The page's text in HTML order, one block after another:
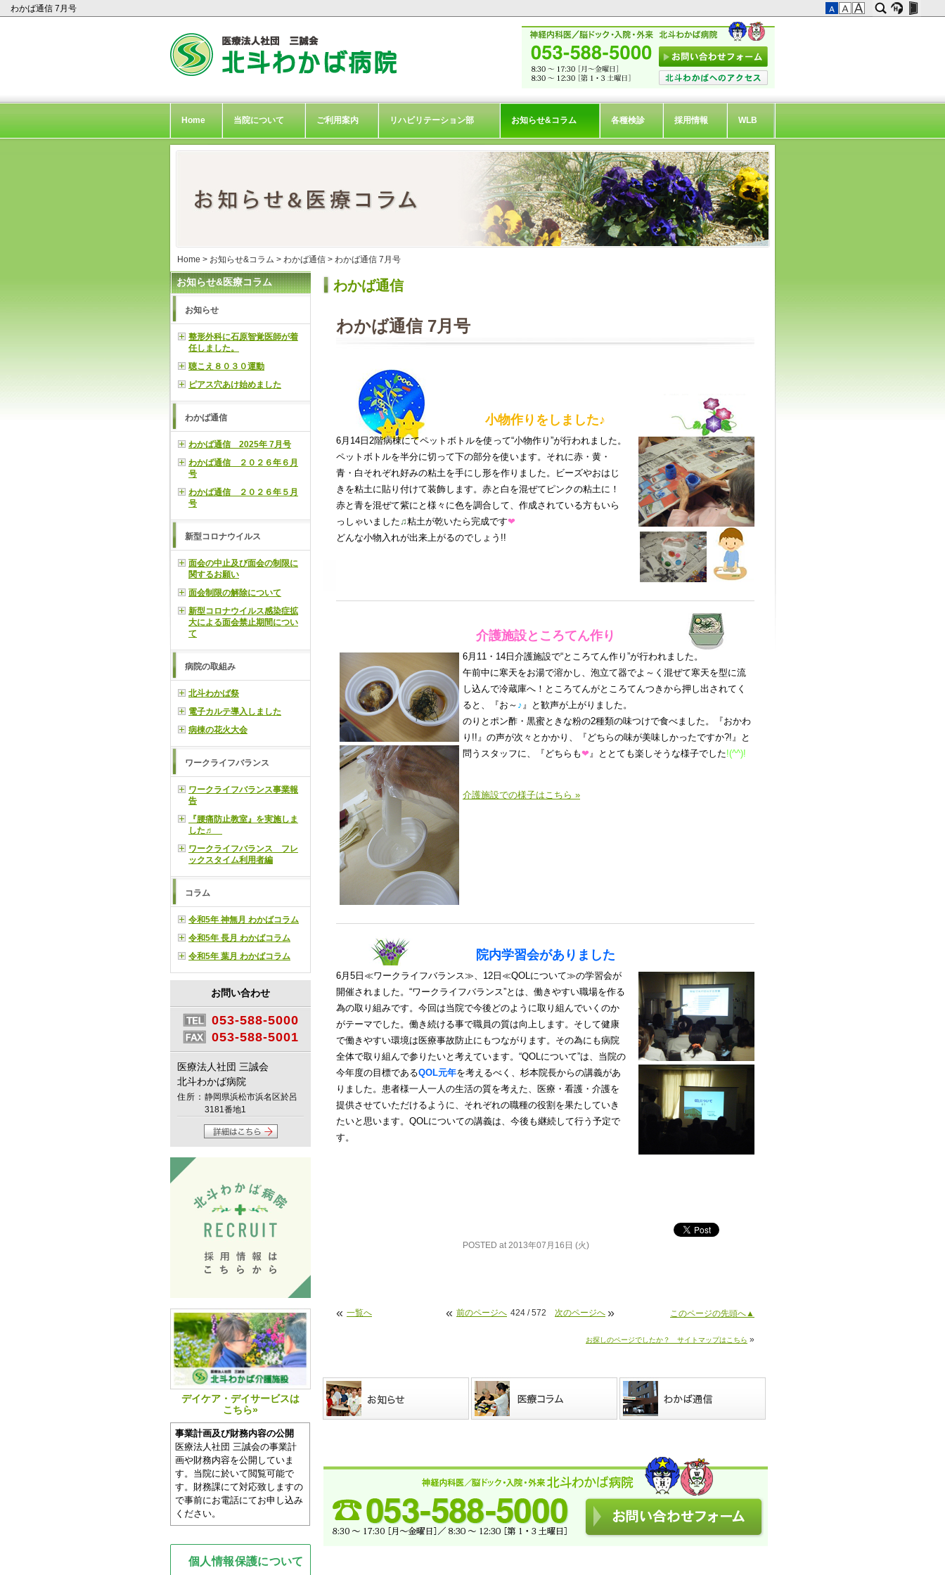
わかば通信 7月号
Home 当院について ご利用案内 リハビリテーション部 お知らせ&コラム 各種検診 採用情報 WLB
Home > お知らせ&コラム > わかば通信 > わかば通信 7月号
わかば通信
わかば通信 7月号
小物作りをしました♪
6月14日2階病棟にてペットボトルを使って“小物作り”が行われました。
ペットボトルを半分に切って下の部分を使います。それに赤・黄・
青・白それぞれ好みの粘土を手にし形を作りました。ビーズやおはじ
きを粘土に貼り付けて装飾します。赤と白を混ぜてピンクの粘土に！
赤と青を混ぜて紫にと様々に色を調合して、作成されている方もいら
っしゃいました♫粘土が乾いたら完成です❤
どんな小物入れが出来上がるのでしょう!!
介護施設ところてん作り
6月11・14日介護施設で“ところてん作り”が行われました。
午前中に寒天をお湯で溶かし、泡立て器でよ～く混ぜて寒天を型に流
し込んで冷蔵庫へ！ところてんがところてんつきから押し出されてく
ると、『お～ ♪ 』と歓声が上がりました。
のりとポン酢・黒蜜ときな粉の2種類の味つけで食べました。『おかわ
り!!』の声が次々とかかり、『どちらの味が美味しかったですか?!』と
問うスタッフに、『どちらも❤ 』ととても楽しそうな様子でした!(^^)!
介護施設での様子はこちら »
院内学習会がありました
6月5日≪ワークライフバランス≫、12日≪QOLについて≫の学習会が
開催されました。“ワークライフバランス”とは、働きやすい職場を作る
為の取り組みです。今回は当院で今後どのように取り組んでいくのか
がテーマでした。働き続ける事で職員の質は向上します。そして健康
で働きやすい環境は医療事故防止にもつながります。その為にも病院
全体で取り組んで参りたいと考えています。“QOLについて”は、当院の
今年度の目標であるQOL元年を考えるべく、杉本院長からの講義があ
りました。患者様一人一人の生活の質を考えた、医療・看護・介護を
提供させていただけるように、それぞれの職種の役割を果たしていき
たいと思います。QOLについての講義は、今後も継続して行う予定で
す。
POSTED at 2013年07月16日 (火)
« 一覧へ « 前のページへ 424 / 572 次のページへ » このページの先頭へ▲
お探しのページでしたか？ サイトマップはこちら »
お知らせ&医療コラム
お知らせ
整形外科に石原智覚医師が着
任しました。
聴こえ８０３０運動
ピアス穴あけ始めました
わかば通信
わかば通信 2025年 7月号
わかば通信 ２０２６年６月
号
わかば通信 ２０２６年５月
号
新型コロナウイルス
面会の中止及び面会の制限に
関するお願い
面会制限の解除について
新型コロナウイルス感染症拡
大による面会禁止期間につい
て
病院の取組み
北斗わかば祭
電子カルテ導入しました
病棟の花火大会
ワークライフバランス
ワークライフバランス事業報
告
『腰痛防止教室』を実施しま
した♬
ワークライフバランス フレ
ックスタイム利用者編
コラム
令和5年 神無月 わかばコラム
令和5年 長月 わかばコラム
令和5年 葉月 わかばコラム
お問い合わせ
053-588-5000
053-588-5001
医療法人社団 三誠会
北斗わかば病院
住所： 静岡県浜松市浜名区於呂
3181番地1
デイケア・デイサービスは
こちら»
事業計画及び財務内容の公開
医療法人社団 三誠会の事業計
画や財務内容を公開していま
す。当院に於いて閲覧可能で
す。財務課にて対応致しますの
で事前にお電話にてお申し込み
ください。
個人情報保護について